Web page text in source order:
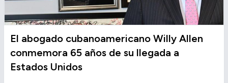
El abogado cubanoamericano Willy Allen
conmemora 65 años de su llegada a
Estados Unidos